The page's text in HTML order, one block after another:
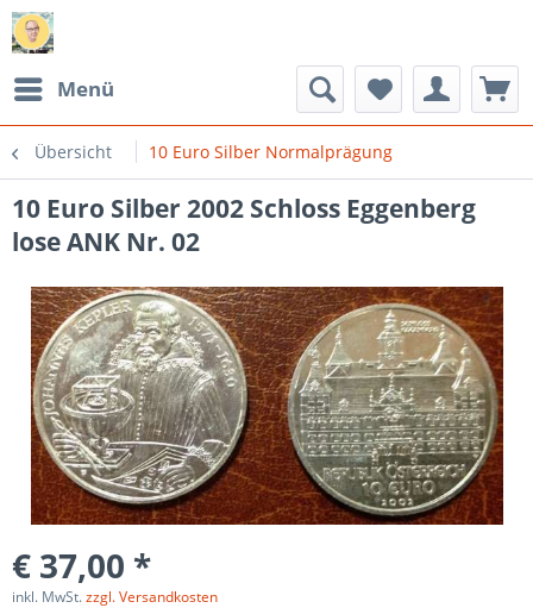
Menü
Übersicht 10 Euro Silber Normalprägung
10 Euro Silber 2002 Schloss Eggenberg
lose ANK Nr. 02
€ 37,00 *
inkl. MwSt.zzgl. Versandkosten